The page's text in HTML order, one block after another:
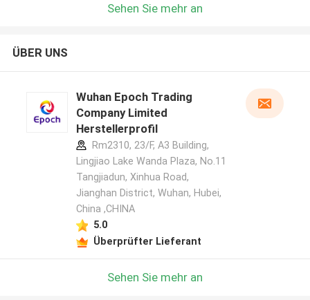
Sehen Sie mehr an
ÜBER UNS
Wuhan Epoch Trading
Company Limited
Herstellerprofil
Rm2310, 23/F, A3 Building,
Lingjiao Lake Wanda Plaza, No.11
Tangjiadun, Xinhua Road,
Jianghan District, Wuhan, Hubei,
China ,CHINA
5.0
Überprüfter Lieferant
Sehen Sie mehr an